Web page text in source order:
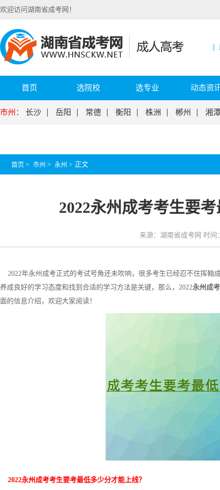
欢迎访问湖南省成考网！
首页 选院校 选专业 动态资
市州： 长沙 岳阳 常德 衡阳 株洲 郴州 湘
首页 > 市州 > 永州 > 正文
2022永州成考考生要
来源：湖南省成考网 时间
2022年永州成考正式的考试号角还未吹响，很多考生已经忍不住挥翰
养成良好的学习态度和找到合适的学习方法是关键，那么，2022永州成考
面的信息介绍，欢迎大家阅读！
2022永州成考考生要考最低多少分才能上线？